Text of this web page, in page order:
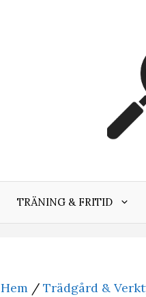
TRÄNING & FRITID
Hem / Trädgård &